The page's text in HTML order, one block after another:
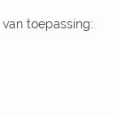
toepassing: